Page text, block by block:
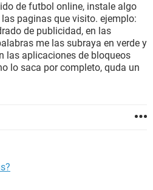
de futbol online, instale algo
paginas que visito. ejemplo:
de publicidad, en las
me las subraya en verde y
las aplicaciones de bloqueos
lo saca por completo, quda un